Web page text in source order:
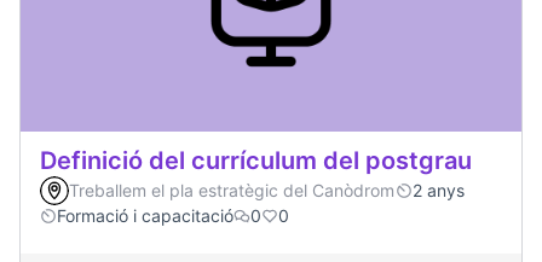
Definició del currículum del postgrau
Treballem el pla estratègic del Canòdrom
2 anys
Formació i capacitació
0 0